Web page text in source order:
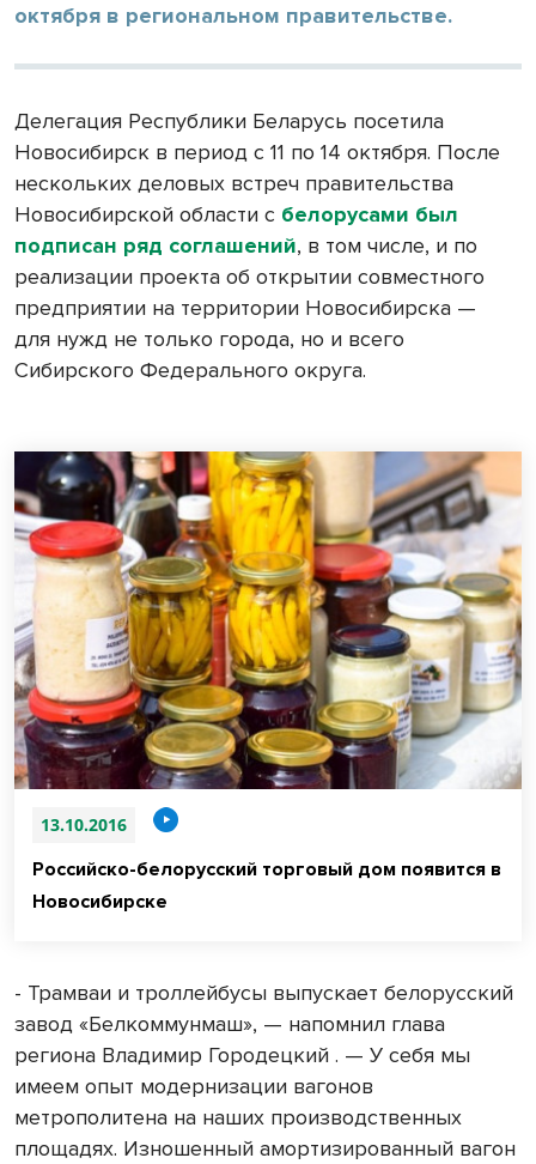
октября в региональном правительстве.
Делегация Республики Беларусь посетила
Новосибирск в период с 11 по 14 октября. После
нескольких деловых встреч правительства
Новосибирской области с белорусами был
подписан ряд соглашений, в том числе, и по
реализации проекта об открытии совместного
предприятии на территории Новосибирска —
для нужд не только города, но и всего
Сибирского Федерального округа.
13.10.2016
Российско-белорусский торговый дом появится в
Новосибирске
- Трамваи и троллейбусы выпускает белорусский
завод «Белкоммунмаш», — напомнил глава
региона Владимир Городецкий . — У себя мы
имеем опыт модернизации вагонов
метрополитена на наших производственных
площадях. Изношенный амортизированный вагон